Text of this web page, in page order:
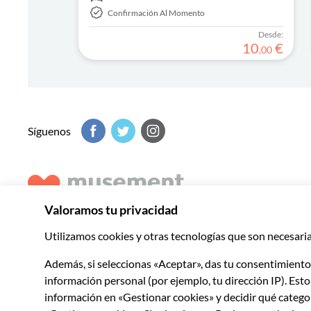
Confirmación Al Momento
Desde:
10,00 €
Síguenos
a descubrir lo mejor de cada destino.